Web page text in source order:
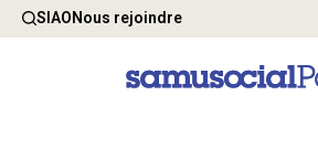
SIAONous rejoindre